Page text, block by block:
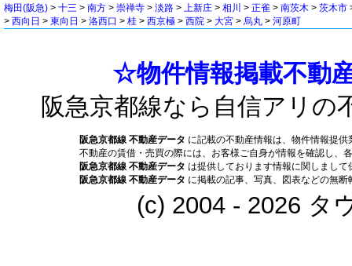
梅田(阪急) > 十三 > 南方 > 崇禅寺 > 淡路 > 上新庄 > 相川 > 正雀 > 南茨木 > 茨木市
> 西向日 > 東向日 > 洛西口 > 桂 > 西京極 > 西院 > 大宮 > 烏丸 > 河原町
☆物件情報掲載不動
阪急京都線なら自信アリの
阪急京都線 不動産データ に記載の不動産情報は、物件情報提
不動産の賃借・売買の際には、お客様ご自身が情報を確認し、
阪急京都線 不動産データ は提供しております情報に関しまして
阪急京都線 不動産データ に掲載の記事、写真、図表などの無断
(c) 2004 - 2026 タ